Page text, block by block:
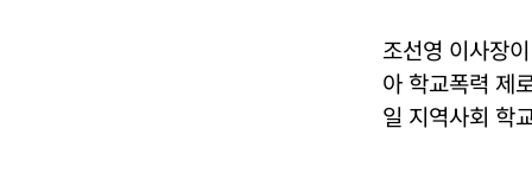
조선영 이사장
아 학교폭력 제
일 지역사회 학